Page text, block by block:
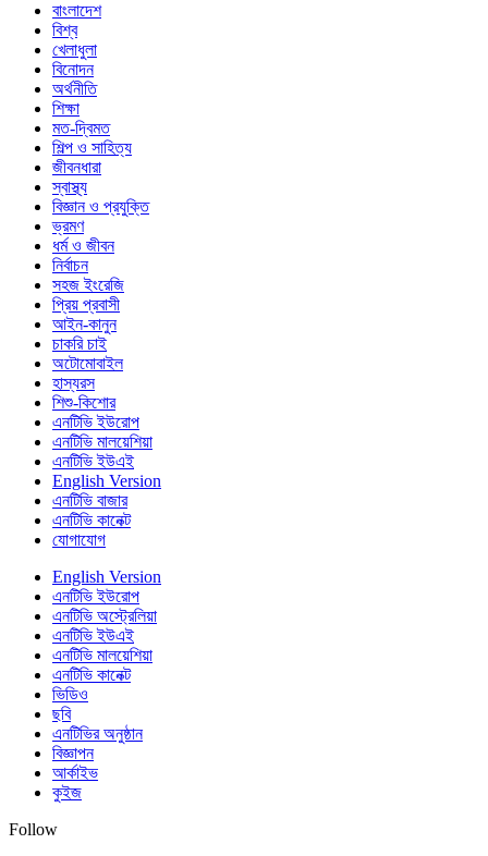
বাংলাদেশ
বিশ্ব
খেলাধুলা
বিনোদন
অর্থনীতি
শিক্ষা
মত-দ্বিমত
শিল্প ও সাহিত্য
জীবনধারা
স্বাস্থ্য
বিজ্ঞান ও প্রযুক্তি
ভ্রমণ
ধর্ম ও জীবন
নির্বাচন
সহজ ইংরেজি
প্রিয় প্রবাসী
আইন-কানুন
চাকরি চাই
অটোমোবাইল
হাস্যরস
শিশু-কিশোর
এনটিভি ইউরোপ
এনটিভি মালয়েশিয়া
এনটিভি ইউএই
English Version
এনটিভি বাজার
এনটিভি কানেক্ট
যোগাযোগ
English Version
এনটিভি ইউরোপ
এনটিভি অস্ট্রেলিয়া
এনটিভি ইউএই
এনটিভি মালয়েশিয়া
এনটিভি কানেক্ট
ভিডিও
ছবি
এনটিভির অনুষ্ঠান
বিজ্ঞাপন
আর্কাইভ
কুইজ
Follow